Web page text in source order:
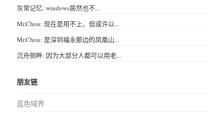
灰常记忆: windows居然也不...
Mr.Chou: 现在是用不上，但或许以...
Mr.Chou: 是深圳福永那边的凤凰山...
沉舟侧畔: 因为大部分人都可以用老...
朋友链
蓝色域界